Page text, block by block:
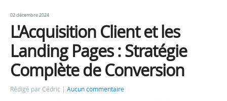
02 décembre 2024
L'Acquisition Client et les
Landing Pages : Stratégie
Complète de Conversion
Rédigé par Cédric Aucun commentaire